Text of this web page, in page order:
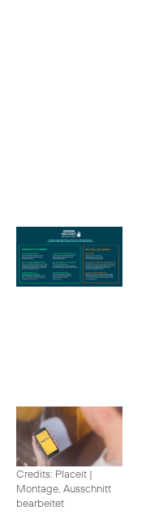
Credits: Placeit |
Montage, Ausschnitt
bearbeitet